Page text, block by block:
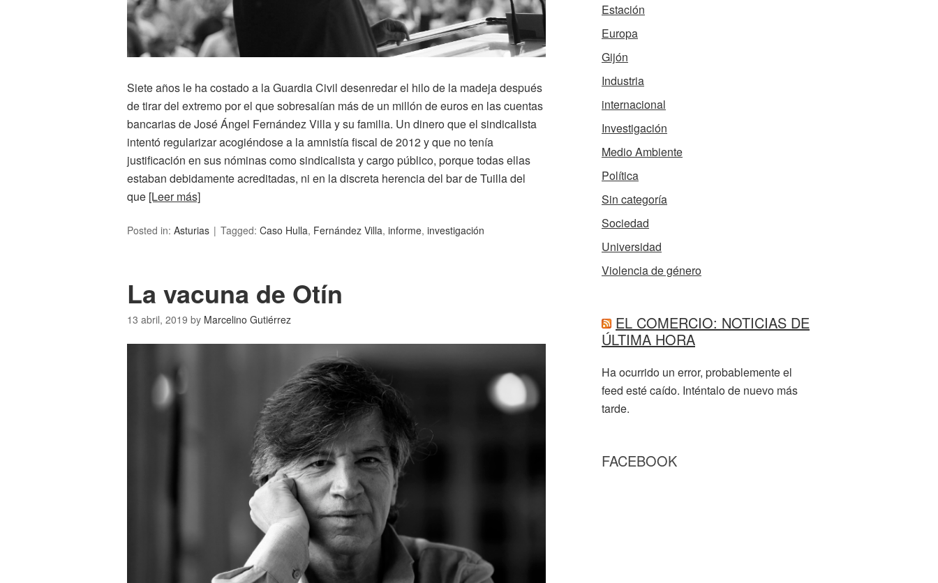
Siete años le ha costado a la Guardia Civil desenredar el hilo de la madeja después
de tirar del extremo por el que sobresalían más de un millón de euros en las cuentas
bancarias de José Ángel Fernández Villa y su familia. Un dinero que el sindicalista
intentó regularizar acogiéndose a la amnistía fiscal de 2012 y que no tenía
justificación en sus nóminas como sindicalista y cargo público, porque todas ellas
estaban debidamente acreditadas, ni en la discreta herencia del bar de Tuilla del
que [Leer más]
Posted in: Asturias Tagged: Caso Hulla, Fernández Villa, informe, investigación
La vacuna de Otín
13 abril, 2019 by Marcelino Gutiérrez
Estación
Europa
Gijón
Industria
internacional
Investigación
Medio Ambiente
Política
Sin categoría
Sociedad
Universidad
Violencia de género
EL COMERCIO: NOTICIAS DE
ÚLTIMA HORA
Ha ocurrido un error, probablemente el
feed esté caído. Inténtalo de nuevo más
tarde.
FACEBOOK